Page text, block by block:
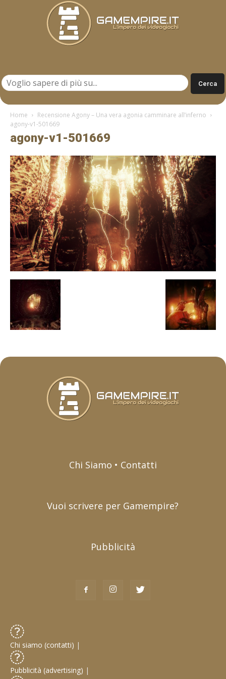
Home
Recensione Agony – Una vera agonia camminare all’inferno
agony-v1-501669
agony-v1-501669
Chi Siamo • Contatti
Vuoi scrivere per Gamempire?
Pubblicità
Chi siamo (contatti) |
Pubblicità (advertising) |